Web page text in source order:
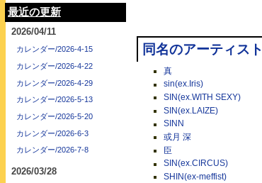
同名のアーティスト
真
sin(ex.Iris)
SIN(ex.WITH SEXY)
SIN(ex.LAIZE)
SINN
或月 深
臣
SIN(ex.CIRCUS)
SHIN(ex-meffist)
最近の更新
2026/04/11
カレンダー/2026-4-15
カレンダー/2026-4-22
カレンダー/2026-4-29
カレンダー/2026-5-13
カレンダー/2026-5-20
カレンダー/2026-6-3
カレンダー/2026-7-8
2026/03/28